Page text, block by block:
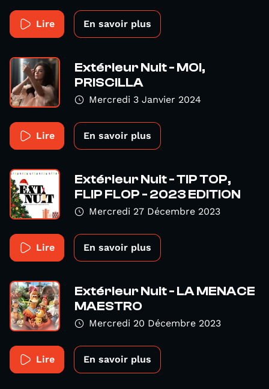
Lire En savoir plus
Extérieur Nuit - MOI,
PRISCILLA
Mercredi 3 Janvier 2024
Lire En savoir plus
Extérieur Nuit - TIP TOP,
FLIP FLOP - 2023 EDITION
Mercredi 27 Décembre 2023
Lire En savoir plus
Extérieur Nuit - LA MENACE
MAESTRO
Mercredi 20 Décembre 2023
Lire En savoir plus